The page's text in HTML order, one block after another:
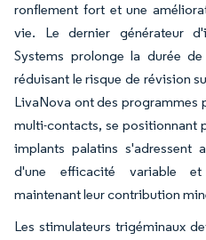
ronflement fort et une
vie. Le dernier générateur
Systems prolonge la durée
réduisant le risque de révision
LivaNova ont des programmes
multi-contacts, se positionnant
implants palatins s'adressent
d'une efficacité variable
maintenant leur contribution
Les stimulateurs trigéminaux